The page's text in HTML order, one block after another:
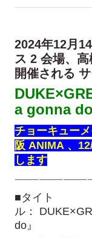
2024年12月
ス 2 会場、
開催される
a gonna do
チョーキュー
阪 ANIMA 、
します
■タイト
ル：
do』